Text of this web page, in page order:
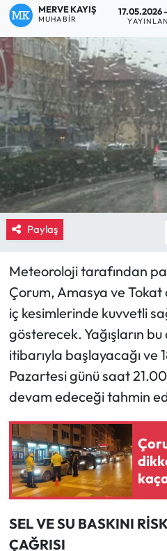
MERVE KAYIŞ
MUHABIR
17.05.2026
Paylaş
Meteoroloji tarafından
Çorum, Amasya ve Tokat
iç kesimlerinde kuvvetli
gösterecek. Yağışların
itibarıyla başlayacağı ve
Pazartesi günü saat
devam edeceği tahmin
için
SEL VE SU BASKINI
ÇAĞRISI
Eğitim
Ekonomi
Güncel
İskilip Haberleri
Kargı Haberleri
Kimdir?
Kültür Sanat
Magazin
Mecitözü Haberleri
Oğuzlar Haberleri
Ortaköy Haberleri
Osmancık Haberleri
Otomotiv
Resmi Reklam